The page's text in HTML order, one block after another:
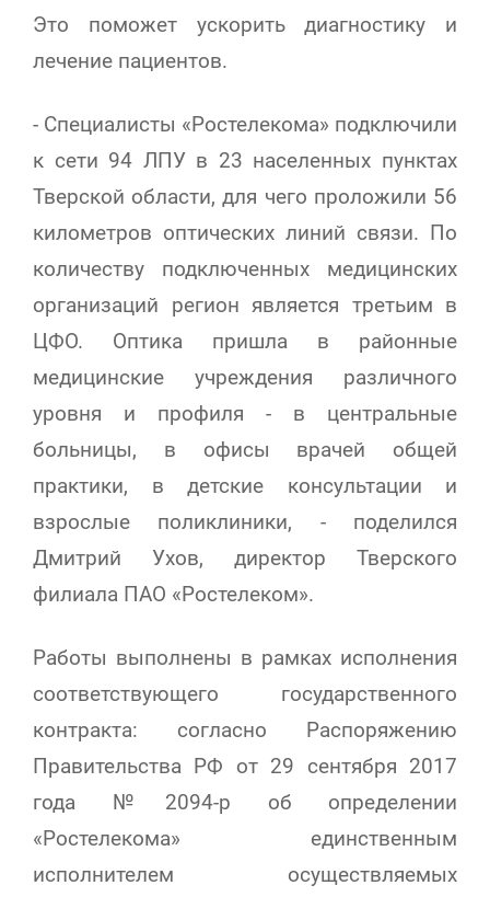
Это поможет ускорить диагностику и
лечение пациентов.
- Специалисты «Ростелекома» подключили
к сети 94 ЛПУ в 23 населенных пунктах
Тверской области, для чего проложили 56
километров оптических линий связи. По
количеству подключенных медицинских
организаций регион является третьим в
ЦФО. Оптика пришла в районные
медицинские учреждения различного
уровня и профиля - в центральные
больницы, в офисы врачей общей
практики, в детские консультации и
взрослые поликлиники, - поделился
Дмитрий Ухов, директор Тверского
филиала ПАО «Ростелеком».
Работы выполнены в рамках исполнения
соответствующего государственного
контракта: согласно Распоряжению
Правительства РФ от 29 сентября 2017
года №2094-р об определении
«Ростелекома» единственным
исполнителем осуществляемых